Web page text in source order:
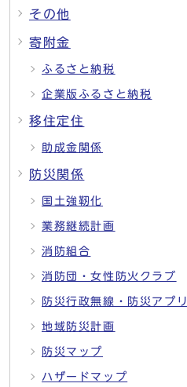
その他
寄附金
ふるさと納税
企業版ふるさと納税
移住定住
助成金関係
防災関係
国土強靭化
業務継続計画
消防組合
消防団・女性防火クラブ
防災行政無線・防災アプリ
地域防災計画
防災マップ
ハザードマップ